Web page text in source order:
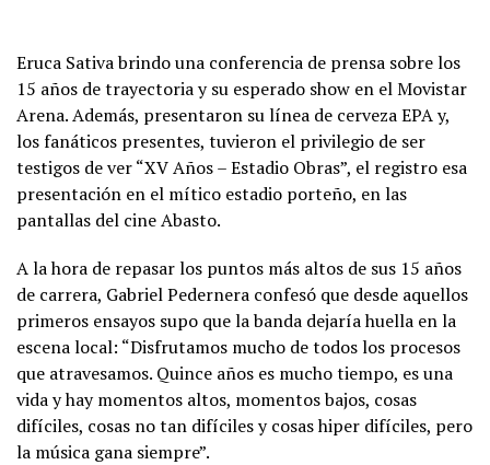
Eruca Sativa brindo una conferencia de prensa sobre los
15 años de trayectoria y su esperado show en el Movistar
Arena. Además, presentaron su línea de cerveza EPA y,
los fanáticos presentes, tuvieron el privilegio de ser
testigos de ver “XV Años – Estadio Obras”, el registro esa
presentación en el mítico estadio porteño, en las
pantallas del cine Abasto.
A la hora de repasar los puntos más altos de sus 15 años
de carrera, Gabriel Pedernera confesó que desde aquellos
primeros ensayos supo que la banda dejaría huella en la
escena local: “Disfrutamos mucho de todos los procesos
que atravesamos. Quince años es mucho tiempo, es una
vida y hay momentos altos, momentos bajos, cosas
difíciles, cosas no tan difíciles y cosas hiper difíciles, pero
la música gana siempre”.